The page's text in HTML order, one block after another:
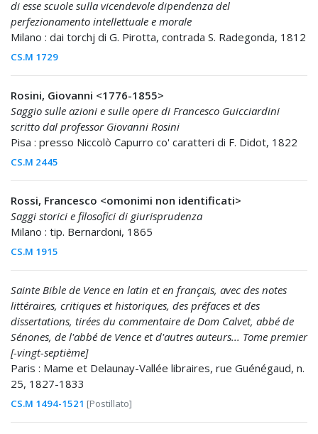
di esse scuole sulla vicendevole dipendenza del
perfezionamento intellettuale e morale
Milano : dai torchj di G. Pirotta, contrada S. Radegonda, 1812
CS.M 1729
Rosini, Giovanni <1776-1855>
Saggio sulle azioni e sulle opere di Francesco Guicciardini
scritto dal professor Giovanni Rosini
Pisa : presso Niccolò Capurro co' caratteri di F. Didot, 1822
CS.M 2445
Rossi, Francesco <omonimi non identificati>
Saggi storici e filosofici di giurisprudenza
Milano : tip. Bernardoni, 1865
CS.M 1915
Sainte Bible de Vence en latin et en français, avec des notes
littéraires, critiques et historiques, des préfaces et des
dissertations, tirées du commentaire de Dom Calvet, abbé de
Sénones, de l'abbé de Vence et d'autres auteurs... Tome premier
[-vingt-septième]
Paris : Mame et Delaunay-Vallée libraires, rue Guénégaud, n.
25, 1827-1833
CS.M 1494-1521 [Postillato]